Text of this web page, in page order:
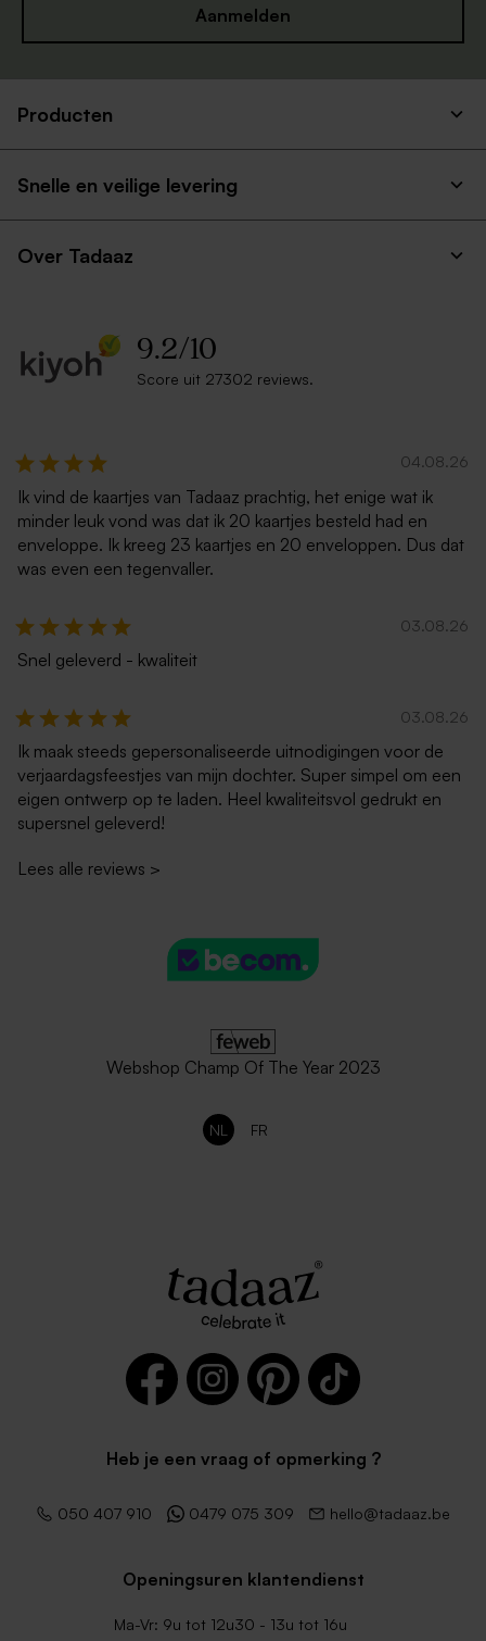
Aanmelden
Producten
Snelle en veilige levering
Over Tadaaz
9.2/10
Score uit 27302 reviews.
04.08.26
Ik vind de kaartjes van Tadaaz prachtig, het enige wat ik
minder leuk vond was dat ik 20 kaartjes besteld had en
enveloppe. Ik kreeg 23 kaartjes en 20 enveloppen. Dus dat
was even een tegenvaller.
03.08.26
Snel geleverd - kwaliteit
03.08.26
Ik maak steeds gepersonaliseerde uitnodigingen voor de
verjaardagsfeestjes van mijn dochter. Super simpel om een
eigen ontwerp op te laden. Heel kwaliteitsvol gedrukt en
supersnel geleverd!
Lees alle reviews >
Webshop Champ Of The Year 2023
NL FR
Heb je een vraag of opmerking ?
050 407 910 0479 075 309 hello@tadaaz.be
Openingsuren klantendienst
Ma-Vr: 9u tot 12u30 - 13u tot 16u